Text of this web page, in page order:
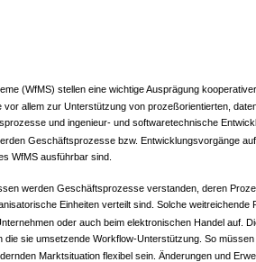
(WfMS) stellen eine wichtige Ausprägung
vor allem zur Unterstützung von prozeßorientierten,
und ingenieur- und softwaretechnische
Geschäftsprozesse bzw. Entwicklungsvorgänge
WfMS ausführbar sind.
werden Geschäftsprozesse verstanden, deren
Einheiten verteilt sind. Solche weitreichende
oder auch beim elektronischen Handel auf.
die sie umsetzende Workflow-Unterstützung. So
Marktsituation flexibel sein. Änderungen und